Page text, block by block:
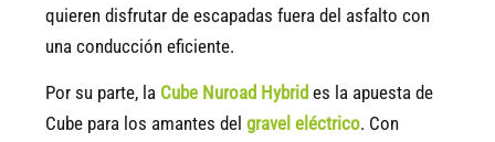
quieren disfrutar de escapadas fuera del asfalto con
una conducción eficiente.
Por su parte, la Cube Nuroad Hybrid es la apuesta de
Cube para los amantes delgravel eléctrico. Con